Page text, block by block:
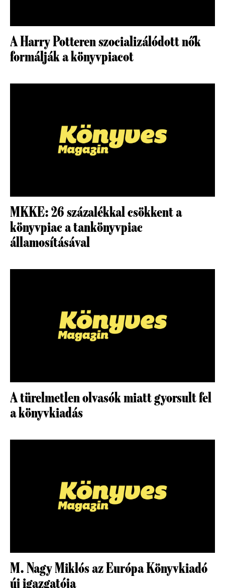
A Harry Potteren szocializálódott nők
formálják a könyvpiacot
MKKE: 26 százalékkal csökkent a
könyvpiac a tankönyvpiac
államosításával
A türelmetlen olvasók miatt gyorsult fel
a könyvkiadás
M. Nagy Miklós az Európa Könyvkiadó
új igazgatója